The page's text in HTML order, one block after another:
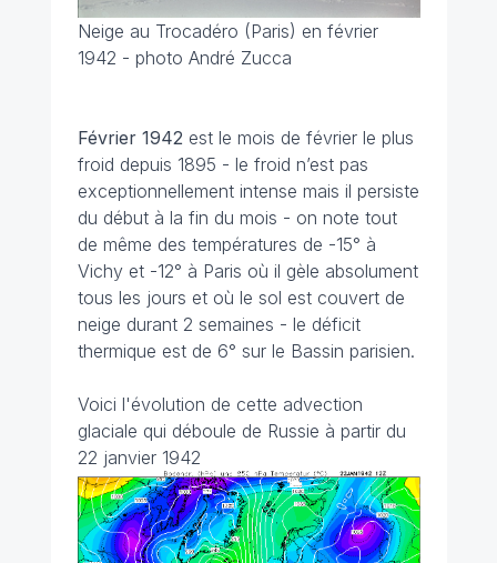
Neige au Trocadéro (Paris) en février
1942 - photo André Zucca
Février 1942 est le mois de février le plus
froid depuis 1895 - le froid n’est pas
exceptionnellement intense mais il persiste
du début à la fin du mois - on note tout
de même des températures de -15° à
Vichy et -12° à Paris où il gèle absolument
tous les jours et où le sol est couvert de
neige durant 2 semaines - le déficit
thermique est de 6° sur le Bassin parisien.
Voici l'évolution de cette advection
glaciale qui déboule de Russie à partir du
22 janvier 1942